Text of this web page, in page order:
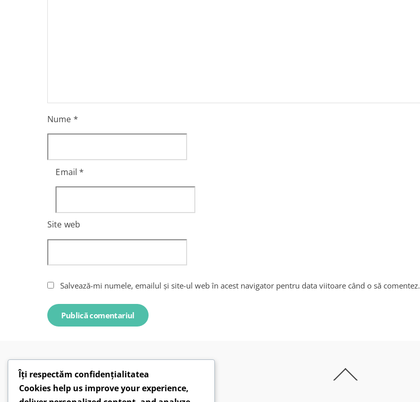
Nume *
Email*
Site web
Salvează-mi numele, emailul și site-ul web în acest navigator pentru data viitoare când o să comentez.
To
Îți respectăm confidențialitatea
Cookies help us improve your experience,